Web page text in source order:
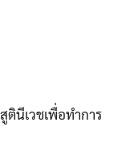
นีเวชเพื่อทำการ